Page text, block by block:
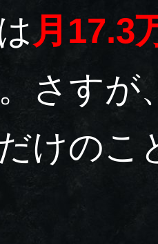
月17.3
さすが
けのこ